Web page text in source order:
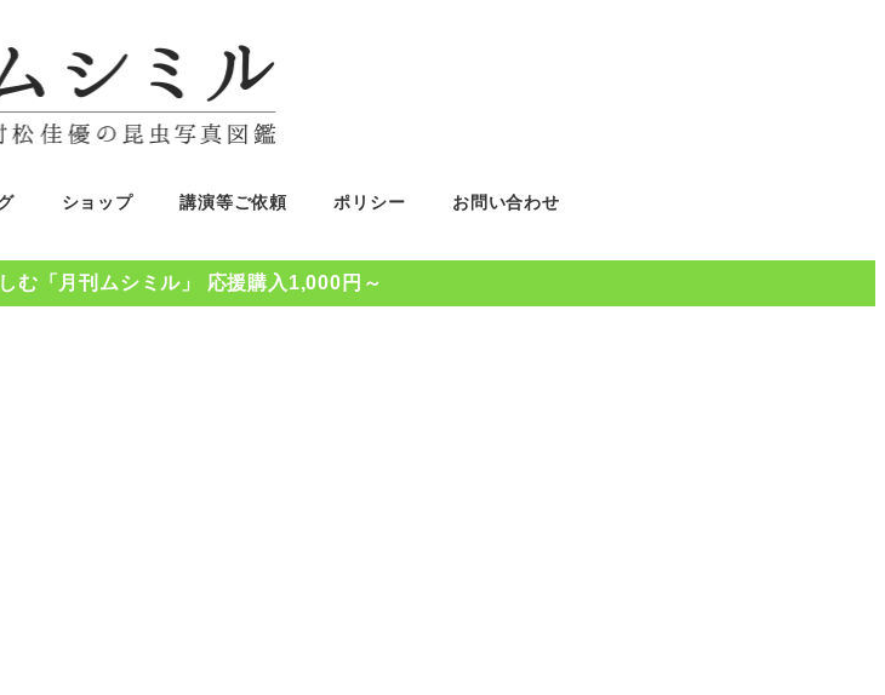
ショップ 講演等ご依頼 ポリシー お問い合わせ
む「月刊ムシミル」 応援購入1,000円～